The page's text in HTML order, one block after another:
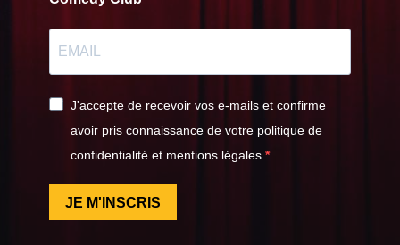
J'accepte de recevoir vos e-mails et confirme
avoir pris connaissance de votre politique de
confidentialité et mentions légales.
JE M'INSCRIS